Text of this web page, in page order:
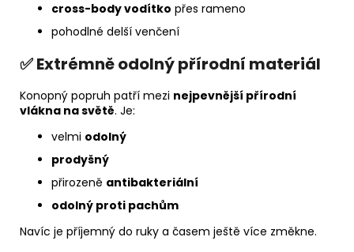
cross-body vodítko přes rameno
pohodlné delší venčení
✅ Extrémně odolný přírodní materiál
Konopný popruh patří mezi nejpevnější přírodní
vlákna na světě. Je:
velmi odolný
prodyšný
přirozeně antibakteriální
odolný proti pachům
Navíc je příjemný do ruky a časem ještě více změkne.